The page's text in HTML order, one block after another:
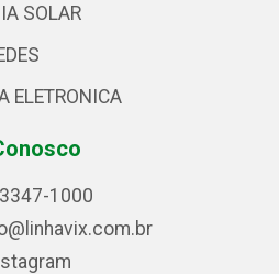
SOLAR
ELETRONICA
1000